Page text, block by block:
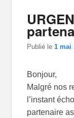
Publié le1 mai
Bonjour,
Malgré nos
l’instant
partenaire